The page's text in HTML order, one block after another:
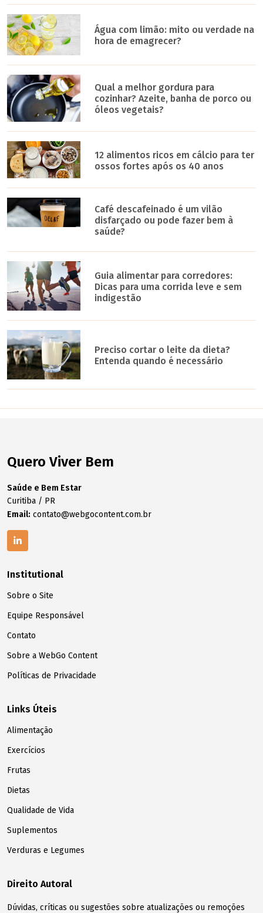
Água com limão: mito ou verdade na
hora de emagrecer?
Qual a melhor gordura para
cozinhar? Azeite, banha de porco ou
óleos vegetais?
12 alimentos ricos em cálcio para ter
ossos fortes após os 40 anos
Café descafeinado é um vilão
disfarçado ou pode fazer bem à
saúde?
Guia alimentar para corredores:
Dicas para uma corrida leve e sem
indigestão
Preciso cortar o leite da dieta?
Entenda quando é necessário
Quero Viver Bem
Saúde e Bem Estar
Curitiba / PR
Email: contato@webgocontent.com.br
Institutional
Sobre o Site
Equipe Responsável
Contato
Sobre a WebGo Content
Políticas de Privacidade
Links Úteis
Alimentação
Exercícios
Frutas
Dietas
Qualidade de Vida
Suplementos
Verduras e Legumes
Direito Autoral
Dúvidas, críticas ou sugestões sobre atualizações ou remoções